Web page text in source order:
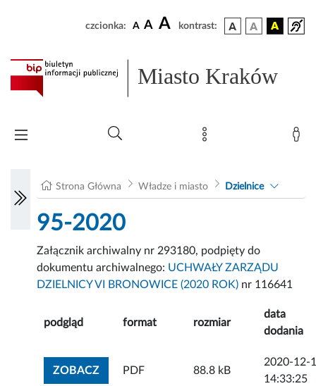
czcionka: A A A kontrast:
Miasto Kraków
Strona Główna Władze i miasto Dzielnice
95-2020
Załącznik archiwalny nr 293180, podpięty do
dokumentu archiwalnego: UCHWAŁY ZARZĄDU
DZIELNICY VI BRONOWICE (2020 ROK) nr 116641
podgląd format rozmiar
data
dodania
ZOBACZZOBACZ ZAŁĄCZNIK
PDF 88.8 kB
2020-12-
14:33:25